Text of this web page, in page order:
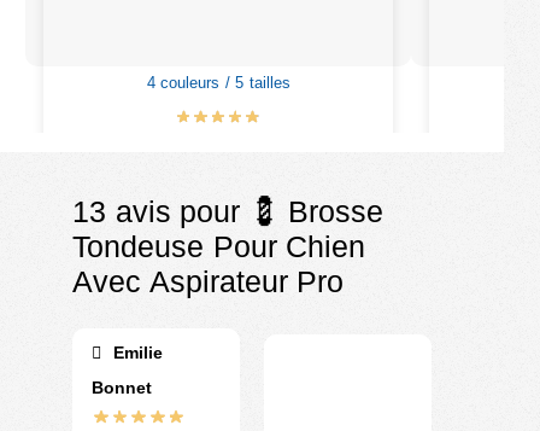
4 couleurs / 5 tailles
13 avis pour 💈 Brosse
Tondeuse Pour Chien
Avec Aspirateur Pro
Emilie
Bonnet